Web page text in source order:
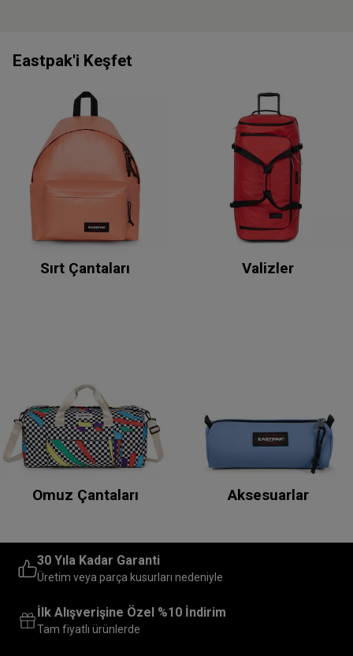
Eastpak'i Keşfet
Sırt Çantaları Valizler
Omuz Çantaları Aksesuarlar
30 Yıla Kadar Garanti
Üretim veya parça kusurları nedeniyle
İlk Alışverişine Özel %10 İndirim
Tam fiyatlı ürünlerde